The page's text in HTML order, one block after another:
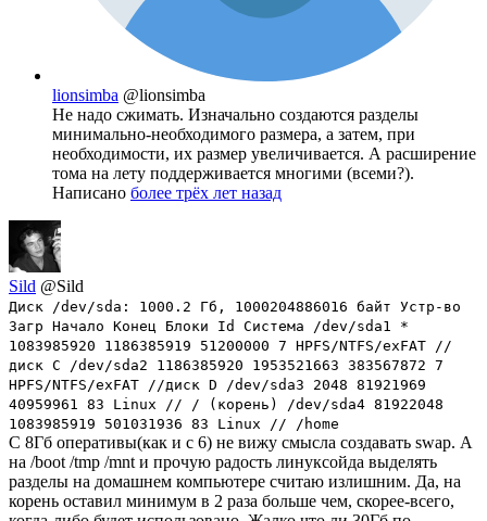
lionsimba @lionsimba
Не надо сжимать. Изначально создаются разделы
минимально-необходимого размера, а затем, при
необходимости, их размер увеличивается. А расширение
тома на лету поддерживается многими (всеми?).
Написано более трёх лет назад
Sild @Sild
Диск /dev/sda: 1000.2 Гб, 1000204886016 байт Устр-во
Загр Начало Конец Блоки Id Система /dev/sda1 *
1083985920 1186385919 51200000 7 HPFS/NTFS/exFAT //
диск C /dev/sda2 1186385920 1953521663 383567872 7
HPFS/NTFS/exFAT //диск D /dev/sda3 2048 81921969
40959961 83 Linux // / (корень) /dev/sda4 81922048
1083985919 501031936 83 Linux // /home
C 8Гб оперативы(как и с 6) не вижу смысла создавать swap. А
на /boot /tmp /mnt и прочую радость линуксойда выделять
разделы на домашнем компьютере считаю излишним. Да, на
корень оставил минимум в 2 раза больше чем, скорее-всего,